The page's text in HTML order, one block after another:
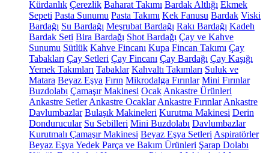
Kürdanlık Çerezlik Baharat Takımı Bardak Altlığı Ekmek
Sepeti Pasta Sunumu Pasta Takımı Kek Fanusu Bardak Viski
Bardağı Su Bardağı Meşrubat Bardağı Rakı Bardağı Kadeh
Bardak Seti Bira Bardağı Shot Bardağı Çay ve Kahve
Sunumu Sütlük Kahve Fincanı Kupa Fincan Takımı Çay
Tabakları Çay Setleri Çay Fincanı Çay Bardağı Çay Kaşığı
Yemek Takımları Tabaklar Kahvaltı Takımları Suluk ve
Matara Beyaz Eşya Fırın Mikrodalga Fırınlar Mini Fırınlar
Buzdolabı Çamaşır Makinesi Ocak Ankastre Ürünleri
Ankastre Setler Ankastre Ocaklar Ankastre Fırınlar Ankastre
Davlumbazlar Bulaşık Makineleri Kurutma Makinesi Derin
Dondurucular Su Sebilleri Mini Buzdolabı Davlumbazlar
Kurutmalı Çamaşır Makinesi Beyaz Eşya Setleri Aspiratörler
Beyaz Eşya Yedek Parça ve Bakım Ürünleri Şarap Dolabı